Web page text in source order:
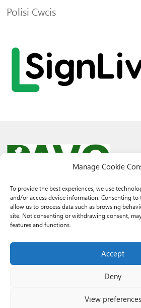
Manage Cookie
To provide the best experiences, we use
and/or access device information. Consenting to
allow us to process data such as browsing
site. Not consenting or withdrawing consent,
features and functions.
Accept
Deny
View preferences
Polisi Cwcis
© 2026 PAVO all rights reserved.
Rhif Elusen Gofrestredig: 1069557. Cwmni
3522144. Wedi ei gofrestru yng Nghymru.
3522144. Registered in Wales